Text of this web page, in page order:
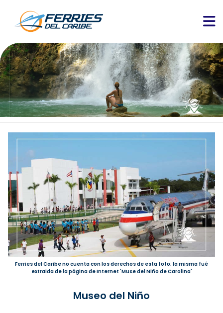
Ferries del Caribe no cuenta con los derechos de esta foto; la misma fué
extraida de la página de Internet 'Muse del Niño de Carolina'
Museo del Niño